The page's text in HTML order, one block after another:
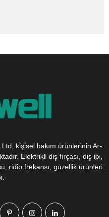
kişisel bakım ürünlerinin Ar-
Elektrikli diş fırçası, diş ipi,
ridio frekansı, güzellik ürünleri